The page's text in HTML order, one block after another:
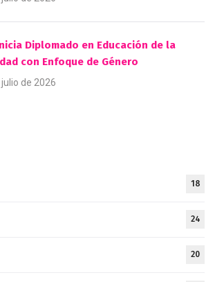
Diplomado en Educación de la
con Enfoque de Género
de 2026
18
24
20